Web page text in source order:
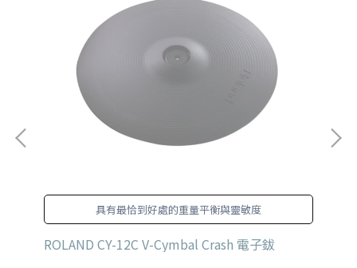
具有最恰到好處的重量平衡與靈敏度
ROLAND CY-12C V-Cymbal Crash 電子鈸